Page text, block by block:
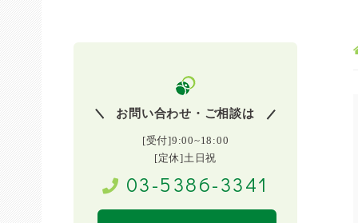
お問い合わせ・ご相談は
[受付]9:00~18:00
[定休]土日祝
03-5386-3341